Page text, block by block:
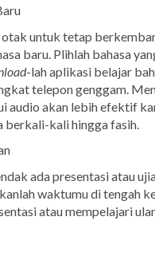
untuk tetap
baru. Plihlah bahasa
-lah aplikasi belajar
telepon genggam.
audio akan lebih efektif
berkali-kali hingga fasih.
ada presentasi atau
waktumu di tengah
atau mempelajari